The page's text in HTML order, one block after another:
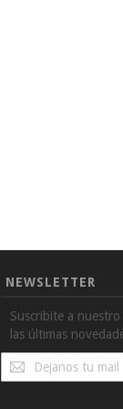
NEWSLETTER
Suscribite a
las últimas
Sign
Up